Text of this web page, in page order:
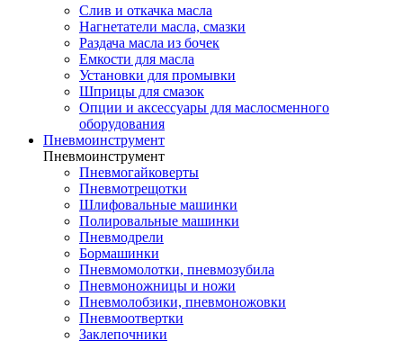
Слив и откачка масла
Нагнетатели масла, смазки
Раздача масла из бочек
Емкости для масла
Установки для промывки
Шприцы для смазок
Опции и аксессуары для маслосменного
оборудования
Пневмоинструмент
Пневмоинструмент
Пневмогайковерты
Пневмотрещотки
Шлифовальные машинки
Полировальные машинки
Пневмодрели
Бормашинки
Пневмомолотки, пневмозубила
Пневмоножницы и ножи
Пневмолобзики, пневмоножовки
Пневмоотвертки
Заклепочники